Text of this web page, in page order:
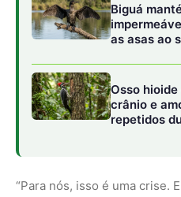
Biguá
as asas ao
Osso
crânio e
repetidos
“Para nós, isso é uma crise.